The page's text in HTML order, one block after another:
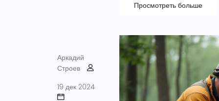
Просмотреть больше
Аркадий
Строев
19 дек 2024